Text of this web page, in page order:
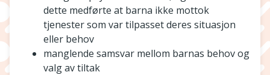
dette medførte at barna ikke mottok
tjenester som var tilpasset deres situasjon
eller behov
manglende samsvar mellom barnas behov og
valg av tiltak